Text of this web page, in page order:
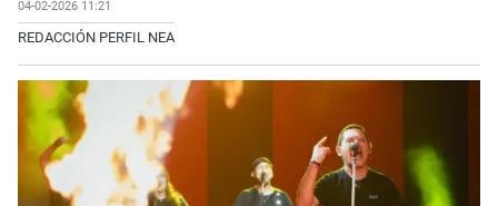
04-02-2026 11:21
REDACCIÓN PERFIL NEA